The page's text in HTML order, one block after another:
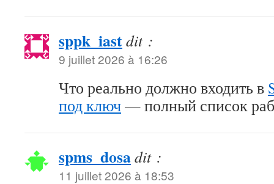
sppk_iastdit :
9 juillet 2026 à 16:26
Что реально должно входить в
под ключ— полный список
spms_dosadit :
11 juillet 2026 à 18:53